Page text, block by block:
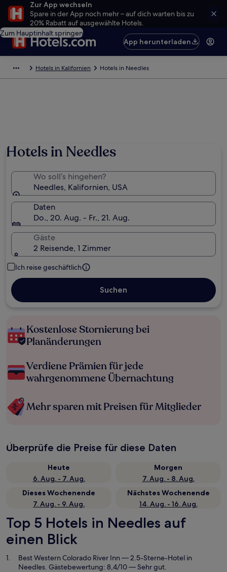
Zur App wechseln
Spare in der App noch mehr – auf dich warten bis zu
20% Rabatt auf ausgewählte Hotels.
Zum Hauptinhalt springen
App herunterladen
Hotels in Kalifornien Hotels in Needles
Hotels in Needles
Wo soll’s hingehen?
Needles, Kalifornien, USA
Daten
Do., 20. Aug. - Fr., 21. Aug.
Gäste
2 Reisende, 1 Zimmer
Ich reise geschäftlich
Suchen
Kostenlose Stornierung bei
Planänderungen
Verdiene Prämien für jede
wahrgenommene Übernachtung
Mehr sparen mit Preisen für Mitglieder
Überprüfe die Preise für diese Daten
Heute
6. Aug. - 7. Aug.
Morgen
7. Aug. - 8. Aug.
Dieses Wochenende
7. Aug. - 9. Aug.
Nächstes Wochenende
14. Aug. - 16. Aug.
Top 5 Hotels in Needles auf
einen Blick
Best Western Colorado River Inn— 2.5-Sterne-Hotel in
Needles. Gästebewertung: 8,4/10 — Sehr gut.